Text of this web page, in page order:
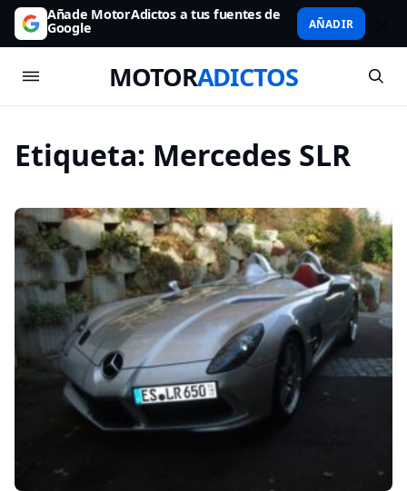
Añade MotorAdictos a tus fuentes de
Google AÑADIR
MOTORADICTOS
Etiqueta: Mercedes SLR